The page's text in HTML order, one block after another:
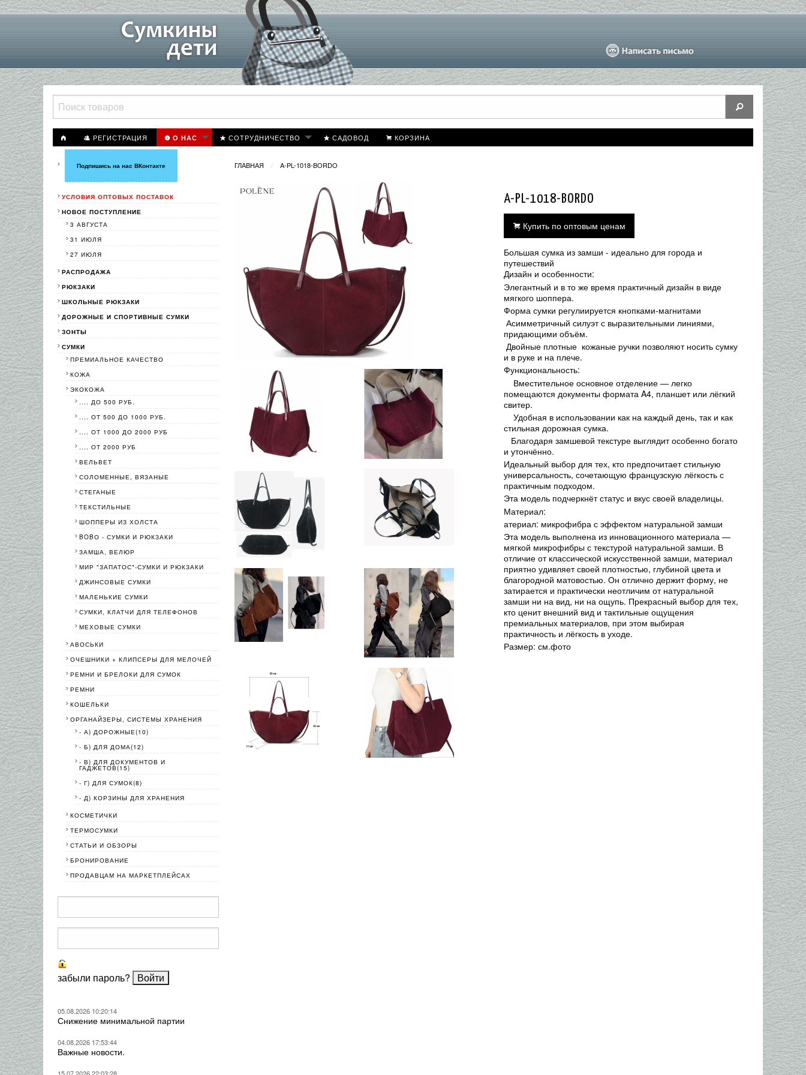
РЕГИСТРАЦИЯ О НАС СОТРУДНИЧЕСТВО САДОВОД КОРЗИНА
ГЛАВНАЯ A-PL-1018-BORDO
A-PL-1018-BORDO
Купить по оптовым ценам
Большая сумка из замши - идеально для города и
путешествий
Дизайн и особенности:
Элегантный и в то же время практичный дизайн в виде
мягкого шоппера.
Форма сумки регулиируется кнопками-магнитами
Асимметричный силуэт с выразительными линиями,
придающими объём.
Двойные плотные кожаные ручки позволяют носить сумку
и в руке и на плече.
Функциональность:
Вместительное основное отделение — легко
помещаются документы формата A4, планшет или лёгкий
свитер.
Удобная в использовании как на каждый день, так и как
стильная дорожная сумка.
Благодаря замшевой текстуре выглядит особенно богато
и утончённо.
Идеальный выбор для тех, кто предпочитает стильную
универсальность, сочетающую французскую лёгкость с
практичным подходом.
Эта модель подчеркнёт статус и вкус своей владелицы.
Материал:
атериал: микрофибра с эффектом натуральной замши
Эта модель выполнена из инновационного материала —
мягкой микрофибры с текстурой натуральной замши. В
отличие от классической искусственной замши, материал
приятно удивляет своей плотностью, глубиной цвета и
благородной матовостью. Он отлично держит форму, не
затирается и практически неотличим от натуральной
замши ни на вид, ни на ощупь. Прекрасный выбор для тех,
кто ценит внешний вид и тактильные ощущения
премиальных материалов, при этом выбирая
практичность и лёгкость в уходе.
Размер: см.фото
Подпишись на нас ВКонтакте
УСЛОВИЯ ОПТОВЫХ ПОСТАВОК
НОВОЕ ПОСТУПЛЕНИЕ
3 АВГУСТА
31 ИЮЛЯ
27 ИЮЛЯ
РАСПРОДАЖА
РЮКЗАКИ
ШКОЛЬНЫЕ РЮКЗАКИ
ДОРОЖНЫЕ И СПОРТИВНЫЕ СУМКИ
ЗОНТЫ
СУМКИ
ПРЕМИАЛЬНОЕ КАЧЕСТВО
КОЖА
ЭКОКОЖА
.... ДО 500 РУБ.
.... ОТ 500 ДО 1000 РУБ.
.... ОТ 1000 ДО 2000 РУБ
.... ОТ 2000 РУБ
ВЕЛЬВЕТ
СОЛОМЕННЫЕ, ВЯЗАНЫЕ
СТЕГАНЫЕ
ТЕКСТИЛЬНЫЕ
ШОППЕРЫ ИЗ ХОЛСТА
BOBО - СУМКИ И РЮКЗАКИ
ЗАМША, ВЕЛЮР
МИР "ЗАПАТОС"-СУМКИ И РЮКЗАКИ
ДЖИНСОВЫЕ СУМКИ
МАЛЕНЬКИЕ СУМКИ
СУМКИ, КЛАТЧИ ДЛЯ ТЕЛЕФОНОВ
МЕХОВЫЕ СУМКИ
АВОСЬКИ
ОЧЕШНИКИ + КЛИПСЕРЫ ДЛЯ МЕЛОЧЕЙ
РЕМНИ И БРЕЛОКИ ДЛЯ СУМОК
РЕМНИ
КОШЕЛЬКИ
ОРГАНАЙЗЕРЫ, СИСТЕМЫ ХРАНЕНИЯ
- А) ДОРОЖНЫЕ(10)
- Б) ДЛЯ ДОМА(12)
- В) ДЛЯ ДОКУМЕНТОВ И
ГАДЖЕТОВ(15)
- Г) ДЛЯ СУМОК(8)
- Д) КОРЗИНЫ ДЛЯ ХРАНЕНИЯ
КОСМЕТИЧКИ
ТЕРМОСУМКИ
СТАТЬИ И ОБЗОРЫ
БРОНИРОВАНИЕ
ПРОДАВЦАМ НА МАРКЕТПЛЕЙСАХ
забыли пароль?
05.08.2026 10:20:14
Снижение минимальной партии
04.08.2026 17:53:44
Важные новости.
15.07.2026 22:03:28